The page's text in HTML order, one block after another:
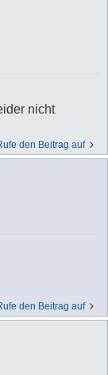
nicht
den Beitrag auf
den Beitrag auf